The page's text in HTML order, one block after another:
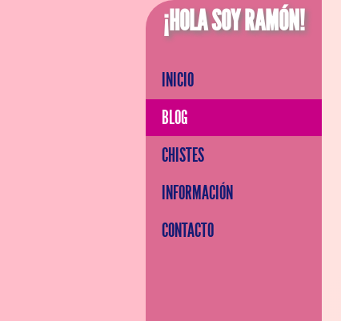
¡HOLA SOY RAMÓN!
INICIO
BLOG
CHISTES
INFORMACIÓN
CONTACTO